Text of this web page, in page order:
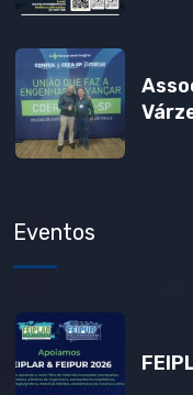
Eventos